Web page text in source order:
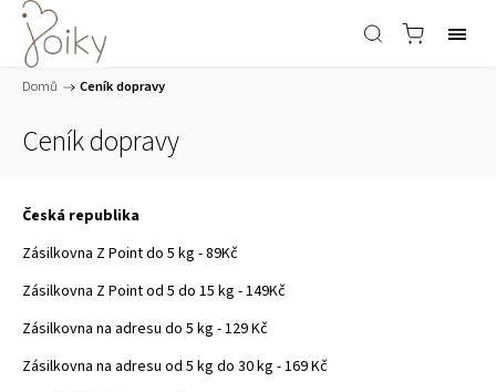
Domů / Ceník dopravy
Ceník dopravy
Česká republika
Zásilkovna Z Point do 5 kg - 89Kč
Zásilkovna Z Point od 5 do 15 kg - 149Kč
Zásilkovna na adresu do 5 kg - 129 Kč
Zásilkovna na adresu od 5 kg do 30 kg - 169 Kč